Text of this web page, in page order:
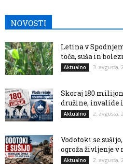
NOVOSTI
Letina v
toča, suša in
Aktualno 3. avgusta,
Skoraj 180
družine, invalide
Aktualno 2. avgusta,
Vodotoki se
ogroža življenje v
Aktualno 2. avgusta,